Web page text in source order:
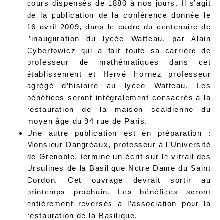
cours dispensés de 1880 à nos jours. Il s’agit
de la publication de la conférence donnée le
16 avril 2009, dans le cadre du centenaire de
l’inauguration du lycée Watteau, par Alain
Cybertowicz qui a fait toute sa carrière de
professeur de mathématiques dans cet
établissement et Hervé Hornez professeur
agrégé d’histoire au lycée Watteau. Les
bénéfices seront intégralement consacrés à la
restauration de la maison scaldienne du
moyen âge du 94 rue de Paris.
Une autre publication est en préparation :
Monsieur Dangréaux, professeur à l’Université
de Grenoble, termine un écrit sur le vitrail des
Ursulines de la Basilique Notre Dame du Saint
Cordon. Cet ouvrage devrait sortir au
printemps prochain. Les bénéfices seront
entièrement reversés à l’association pour la
restauration de la Basilique.